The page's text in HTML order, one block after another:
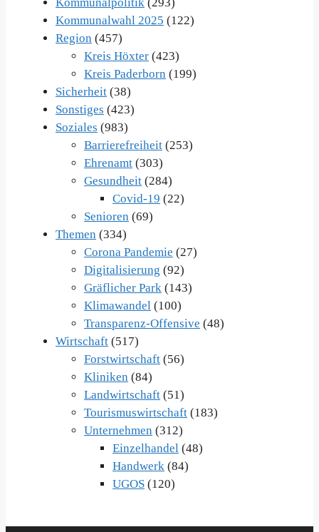
Kommunalwahl 2025 (122)
Region (457)
Kreis Höxter (423)
Kreis Paderborn (199)
Sicherheit (38)
Sonstiges (423)
Soziales (983)
Barrierefreiheit (253)
Ehrenamt (303)
Gesundheit (284)
Covid-19 (22)
Senioren (69)
Themen (334)
Corona Pandemie (27)
Digitalisierung (92)
Gräflicher Park (143)
Klimawandel (100)
Transparenz-Offensive (48)
Wirtschaft (517)
Forstwirtschaft (56)
Kliniken (84)
Landwirtschaft (51)
Tourismuswirtschaft (183)
Unternehmen (312)
Einzelhandel (48)
Handwerk (84)
UGOS (120)